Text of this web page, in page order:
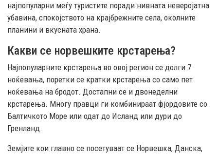
најпопуларни меѓу туристите поради нивната неверојатна
убавина, спокојството на крајбрежните села, околните
планини и вкусната храна.
Какви се норвешките крстарења?
Најпопуларните крстарења во овој регион се долги 7
ноќевања, поретки се кратки крстарења со само пет
ноќевања на бродот. Достапни се и двонеделни
крстарења. Многу правци ги комбинираат фјордовите со
Балтичкото Море или одат до Исланд или дури до
Гренланд.
Земјите кои главно се посетуваат се Норвешка, Данска,